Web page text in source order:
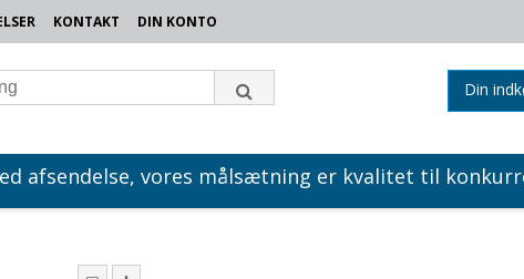
KONTAKT DIN KONTO
Din
afsendelse, vores målsætning er kvalitet til